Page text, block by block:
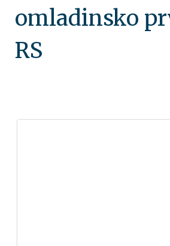
omladinsko
RS